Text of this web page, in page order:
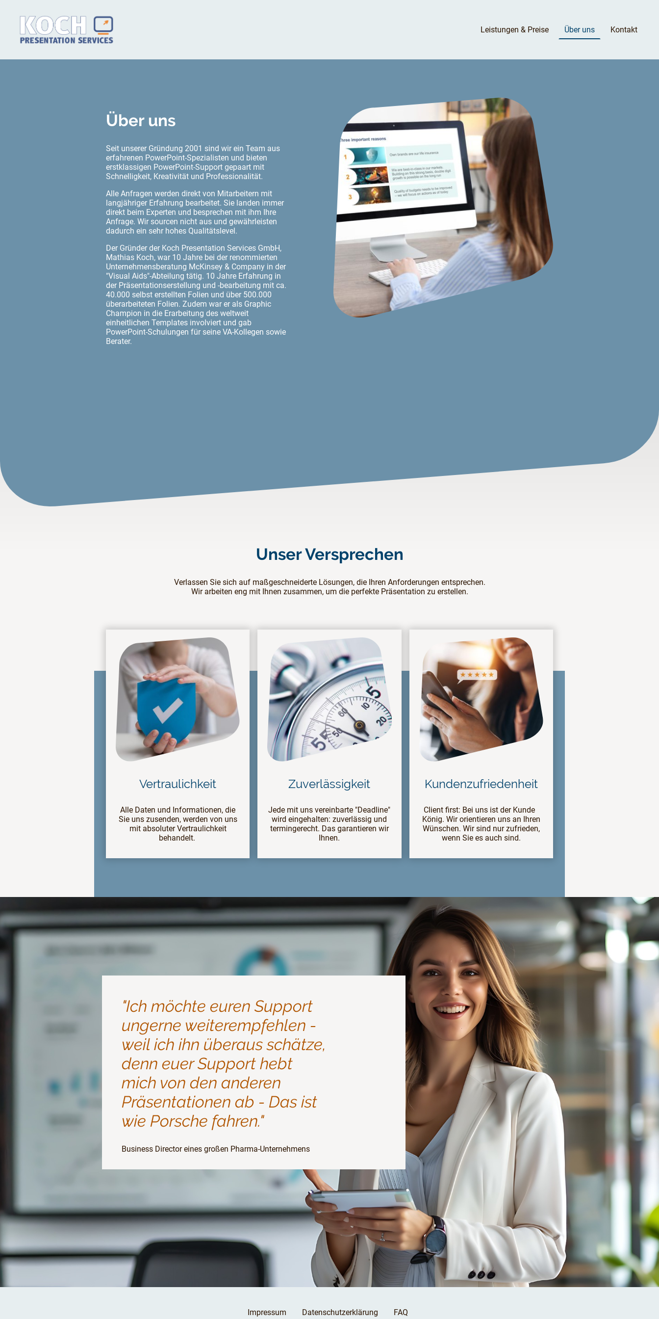
Leistungen & Preise Über uns Kontakt
Über uns
Seit unserer Gründung 2001 sind wir ein Team aus
erfahrenen PowerPoint-Spezialisten und bieten
erstklassigen PowerPoint-Support gepaart mit
Schnelligkeit, Kreativität und Professionalität.
Alle Anfragen werden direkt von Mitarbeitern mit
langjähriger Erfahrung bearbeitet. Sie landen immer
direkt beim Experten und besprechen mit ihm Ihre
Anfrage. Wir sourcen nicht aus und gewährleisten
dadurch ein sehr hohes Qualitätslevel.
Der Gründer der Koch Presentation Services GmbH,
Mathias Koch, war 10 Jahre bei der renommierten
Unternehmensberatung McKinsey & Company in der
"Visual Aids"-Abteilung tätig. 10 Jahre Erfahrung in
der Präsentationserstellung und -bearbeitung mit ca.
40.000 selbst erstellten Folien und über 500.000
überarbeiteten Folien. Zudem war er als Graphic
Champion in die Erarbeitung des weltweit
einheitlichen Templates involviert und gab
PowerPoint-Schulungen für seine VA-Kollegen sowie
Berater.
Unser Versprechen
Verlassen Sie sich auf maßgeschneiderte Lösungen, die Ihren Anforderungen entsprechen.
Wir arbeiten eng mit Ihnen zusammen, um die perfekte Präsentation zu erstellen.
Vertraulichkeit
Alle Daten und Informationen, die
Sie uns zusenden, werden von uns
mit absoluter Vertraulichkeit
behandelt.
Zuverlässigkeit
Jede mit uns vereinbarte "Deadline"
wird eingehalten: zuverlässig und
termingerecht. Das garantieren wir
Ihnen.
Kundenzufriedenheit
Client first: Bei uns ist der Kunde
König. Wir orientieren uns an Ihren
Wünschen. Wir sind nur zufrieden,
wenn Sie es auch sind.
"Ich möchte euren Support
ungerne weiterempfehlen -
weil ich ihn überaus schätze,
denn euer Support hebt
mich von den anderen
Präsentationen ab - Das ist
wie Porsche fahren."
Business Director eines großen Pharma-Unternehmens
Impressum Datenschutzerklärung FAQ